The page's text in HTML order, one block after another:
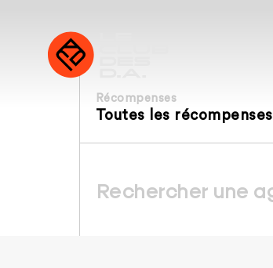
Récompenses
Toutes les récompenses